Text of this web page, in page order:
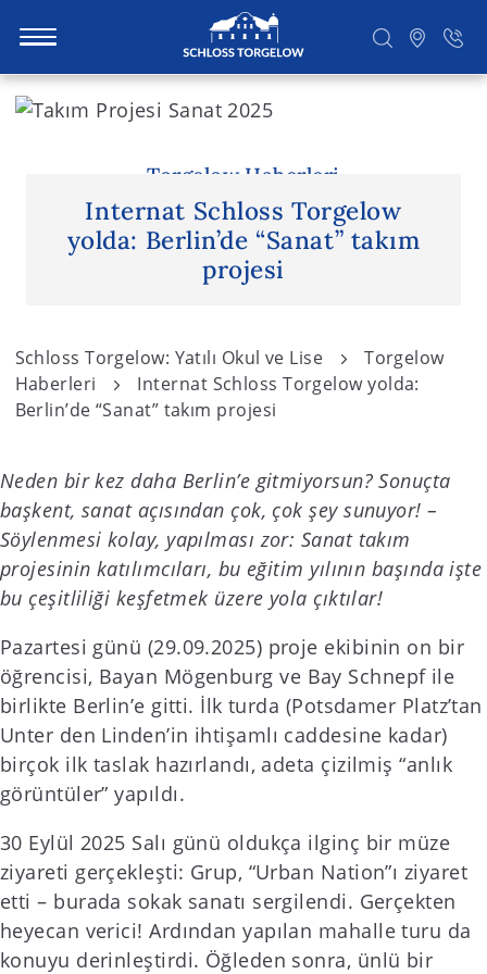
S
Torgelow Haberleri
Internat Schloss Torgelow
yolda: Berlin’de “Sanat” takım
projesi
Schloss Torgelow: Yatılı Okul ve Lise
Torgelow
Haberleri
Internat Schloss Torgelow yolda:
Berlin’de “Sanat” takım projesi
Neden bir kez daha Berlin’e gitmiyorsun? Sonuçta
başkent, sanat açısından çok, çok şey sunuyor! –
Söylenmesi kolay, yapılması zor: Sanat takım
projesinin katılımcıları, bu eğitim yılının başında işte
bu çeşitliliği keşfetmek üzere yola çıktılar!
Pazartesi günü (29.09.2025) proje ekibinin on bir
öğrencisi, Bayan Mögenburg ve Bay Schnepf ile
birlikte Berlin’e gitti. İlk turda (Potsdamer Platz’tan
Unter den Linden’in ihtişamlı caddesine kadar)
birçok ilk taslak hazırlandı, adeta çizilmiş “anlık
görüntüler” yapıldı.
30 Eylül 2025 Salı günü oldukça ilginç bir müze
ziyareti gerçekleşti: Grup, “Urban Nation”ı ziyaret
etti – burada sokak sanatı sergilendi. Gerçekten
heyecan verici! Ardından yapılan mahalle turu da
konuyu derinleştirdi. Öğleden sonra, ünlü bir